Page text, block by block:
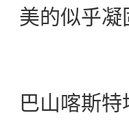
美的似乎凝
巴山喀斯